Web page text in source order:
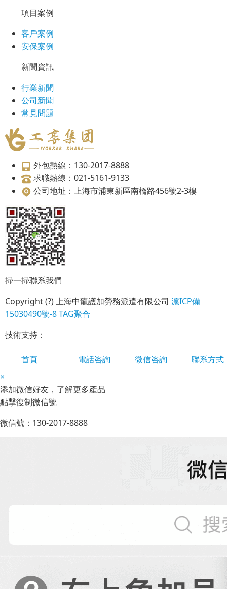
項目案例
客戶案例
安保案例
新聞資訊
行業新聞
公司新聞
常見問題
外包熱線：130-2017-8888
求職熱線：021-5161-9133
公司地址：上海市浦東新區南橋路456號2-3樓
掃一掃聯系我們
Copyright (?) 上海中龍護加勞務派遣有限公司 滬ICP備
15030490號-8TAG聚合
技術支持：
首頁 電話咨詢 微信咨詢
聯系方式
×
添加微信好友，了解更多產品
點擊復制微信號
微信號： 130-2017-8888